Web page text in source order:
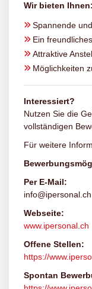
Wir bieten Ihnen:
Spannende
Ein
Attraktive
Möglichkeiten
Interessiert?
Nutzen Sie die
vollständigen
Für weitere
Per E-Mail:
info@ipersonal.ch
Webseite:
www.ipersonal.ch
Offene Stellen:
https://
Spontan